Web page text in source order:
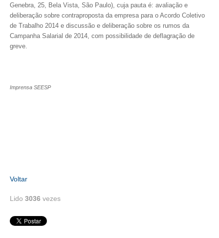
CONTRIBUIÇÃO SINDICAL URBANA
REVISÃO DE APOSENTADORIA
FGTS EXPURGOS
LEGISLAÇÃO
FIQUE POR DENTRO
Genebra, 25, Bela Vista, São Paulo), cuja pauta é: avaliação e
deliberação sobre contraproposta da empresa para o Acordo Coletivo
de Trabalho 2014 e discussão e deliberação sobre os rumos da
Campanha Salarial de 2014, com possibilidade de deflagração de
greve.
Imprensa SEESP
Voltar
Lido 3036 vezes